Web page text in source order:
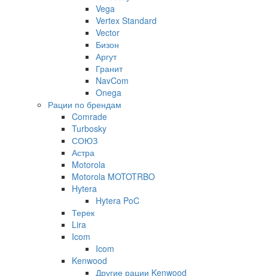
Vega
Vertex Standard
Vector
Бизон
Аргут
Гранит
NavCom
Onega
Рации по брендам
Comrade
Turbosky
СОЮЗ
Астра
Motorola
Motorola MOTOTRBO
Hytera
Hytera PoC
Терек
Lira
Icom
Icom
Kenwood
Другие рации Kenwood